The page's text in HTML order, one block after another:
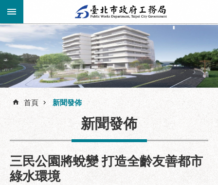
跳到主要內容區塊
進
階
搜
公
告
資
訊
服
機
關
首頁 新聞發佈
新聞發佈
三民公園將蛻變 打造全齡友善都市
綠水環境